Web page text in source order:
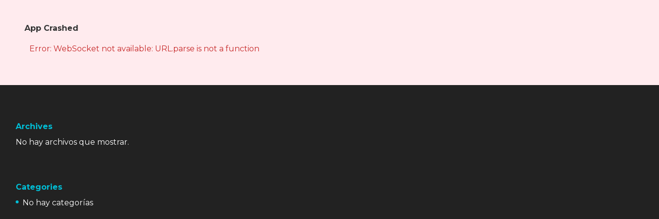
App Crashed
Error: WebSocket not available: URL.parse is not a function
Archives
No hay archivos que mostrar.
Categories
No hay categorías